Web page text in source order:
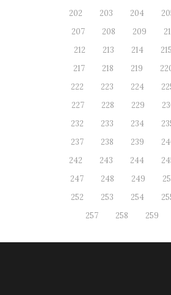
202
203 204
207
208 209
212
213 214 215
217
218 219
222
223 224
227
228 229
232
233 234
237
238 239
242
243 244
247
248 249
252
253 254
257
258 259